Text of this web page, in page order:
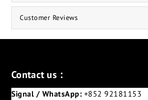
Customer Reviews
Contact us：
Signal / WhatsApp: +852 92181153